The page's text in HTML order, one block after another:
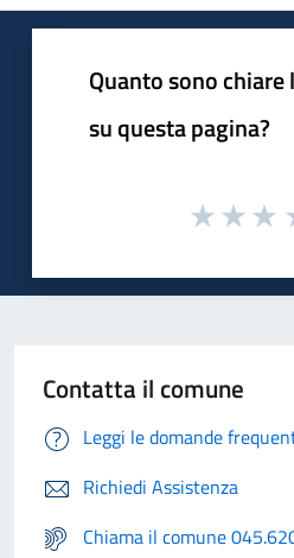
Quanto sono
su questa pagina?
Contatta il comune
Leggi le domande
Richiedi Assistenza
Chiama il comune